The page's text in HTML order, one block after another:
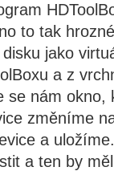
to tak
jako
a z
se nám okno,
změníme
a
a ten by